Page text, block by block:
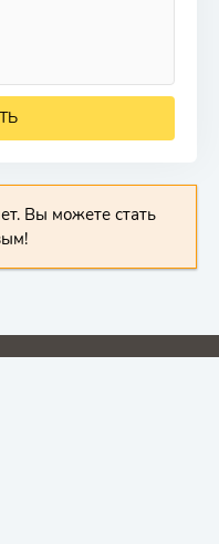
Вы можете стать